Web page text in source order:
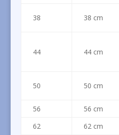
38 38 cm
44 44 cm
50 50 cm
56 56 cm
62
62 cm